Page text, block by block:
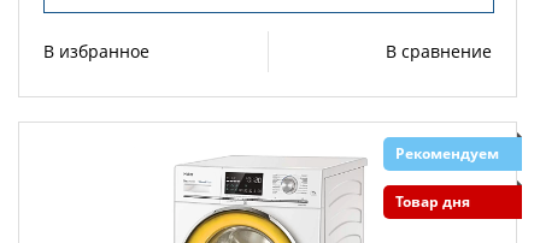
В избранное В сравнение
Рекомендуем
Товар дня